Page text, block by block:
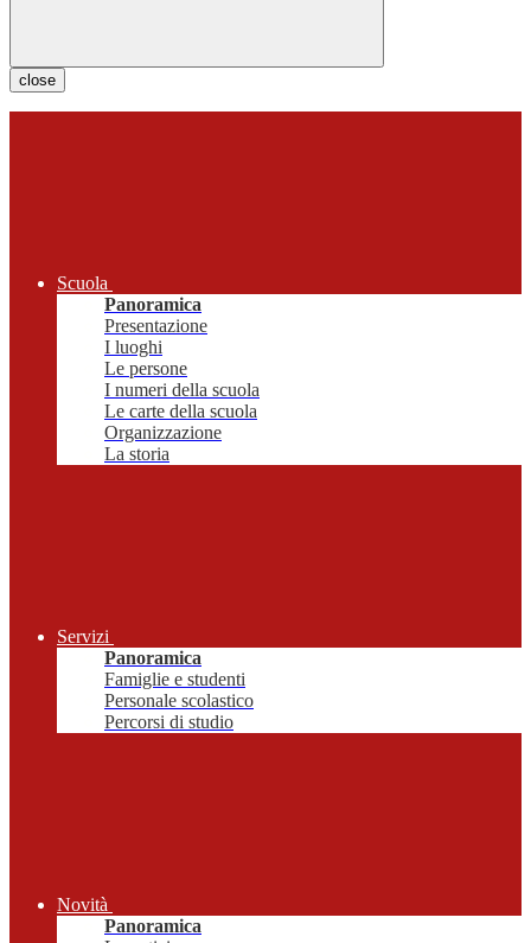
close
Scuola
Panoramica
Presentazione
I luoghi
Le persone
I numeri della scuola
Le carte della scuola
Organizzazione
La storia
Servizi
Panoramica
Famiglie e studenti
Personale scolastico
Percorsi di studio
Novità
Panoramica